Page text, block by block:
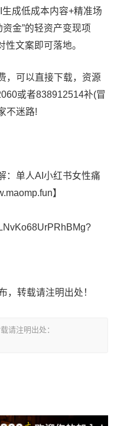
成低成本内容+精准场
金”的轻资产变现项
文案即可落地。
，可以直接下载，资源
或者838912514补(冒
不迷路!
：单人AI小红书女性痛
】
，转载请注明出处！
请注明出处：